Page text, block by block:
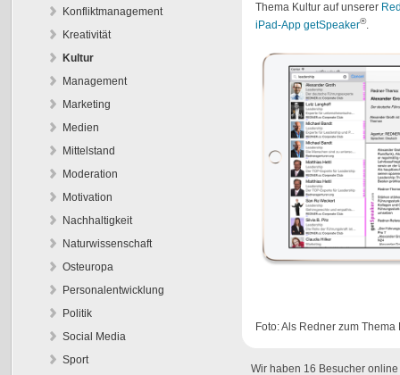
Thema Kultur auf unserer
iPad-App getSpeaker®.
Foto: Als Redner zum
Wir haben 16 Besucher online
Konfliktmanagement
Kreativität
Kultur
Management
Marketing
Medien
Mittelstand
Moderation
Motivation
Nachhaltigkeit
Naturwissenschaft
Osteuropa
Personalentwicklung
Politik
Social Media
Sport